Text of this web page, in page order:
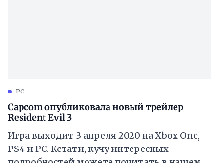
PC
Capcom опубликовала новый трейлер
Resident Evil 3
Игра выходит 3 апреля 2020 на Xbox One,
PS4 и PC. Кстати, кучу интересных
подробностей можете почитать в нашем